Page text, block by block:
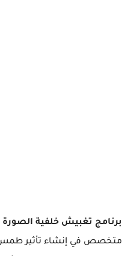
برنامج تغبيش خلفية الصورة